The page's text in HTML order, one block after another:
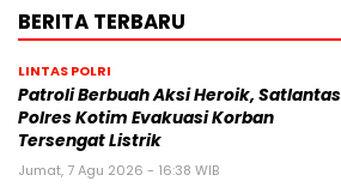
BERITA TERBARU
LINTAS POLRI
Patroli Berbuah Aksi Heroik, Satlantas
Polres Kotim Evakuasi Korban
Tersengat Listrik
Jumat, 7 Agu 2026 - 16:38 WIB